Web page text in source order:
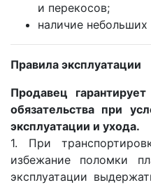
и перекосов;
наличие небольших
Правила эксплуатации
Продавец
обязательства при
эксплуатации и ухода.
1. При
избежание поломки
эксплуатации